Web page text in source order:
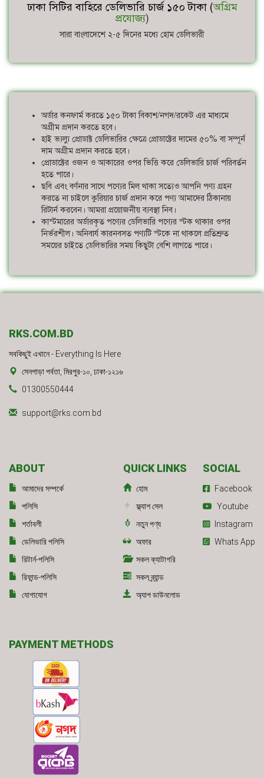
ঢাকা সিটির বাহিরে ডেলিভারি চার্জ ১৫০ টাকা (অগ্রিম
প্রযোজ্য)
সারা বাংলাদেশে ২-৫ দিনের মধ্যে হোম ডেলিভারী
অর্ডার কনফার্ম করতে ১৫০ টাকা বিকাশ/নগদ/রকেট এর মাধ্যমে
অগ্রীম প্রদান করতে হবে।
হাই ভ্যল্যু প্রোডাক্ট ডেলিভারির ক্ষেত্রে প্রোডাক্টের দামের ৫০% বা সম্পূর্ন
দাম অগ্রীম প্রদান করতে হবে।
প্রোডাক্টের ওজন ও আকারের ওপর ভিত্তি করে ডেলিভারি চার্জ পরিবর্তন
হতে পারে।
ছবি এবং বর্ণনার সাথে পণ্যের মিল থাকা সত্যেও আপনি পণ্য গ্রহন
করতে না চাইলে কুরিয়ার চার্জ প্রদান করে পণ্য আমাদের ঠিকানায়
রিটার্ন করবেন। আমরা প্রয়োজনীয় ব্যবস্থা নিব।
কাস্টমারের অর্ডারকৃত পণ্যের ডেলিভারি পণ্যের স্টক থাকার ওপর
নির্ভরশীল। অনিবার্য কারনবসত পণ্যটি স্টকে না থাকলে প্রতিশ্রুত
সময়ের চাইতে ডেলিভারির সময় কিছুটা বেশি লাগতে পারে।
RKS.COM.BD
সবকিছুই এখানে - Everything Is Here
সেনপাড়া পর্বতা, মিরপুর-১০, ঢাকা-১২১৬
01300550444
support@rks.com.bd
ABOUT
আমাদের সম্পর্কে
পলিসি
শর্তাবলী
ডেলিভারি পলিসি
রিটার্ন-পলিসি
রিফান্ড-পলিসি
যোগাযোগ
QUICK LINKS
হোম
ফ্ল্যাশ সেল
নতুন পণ্য
অফার
সকল ক্যাটাগরি
সকল ব্র্যান্ড
অ্যাপ ডাউনলোড
SOCIAL
Facebook
Youtube
Instagram
Whats App
PAYMENT METHODS